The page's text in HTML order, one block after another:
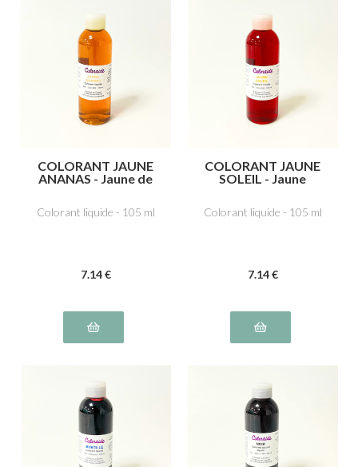
COLORANT JAUNE
ANANAS - Jaune de
Colorant liquide - 105 ml
7.14 €
COLORANT JAUNE
SOLEIL - Jaune
Colorant liquide - 105 ml
7.14 €